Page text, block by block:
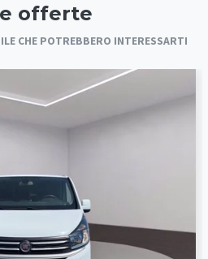
offerte
CHE POTREBBERO INTERESSARTI